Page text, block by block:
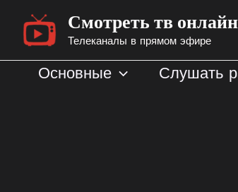
содержимому
Смотреть тв онлайн
Телеканалы в прямом эфире
Основные Слушать